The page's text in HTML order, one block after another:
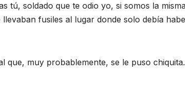
tú, soldado que te odio yo, si somos la
fusiles al lugar donde solo debía
que, muy probablemente, se le puso